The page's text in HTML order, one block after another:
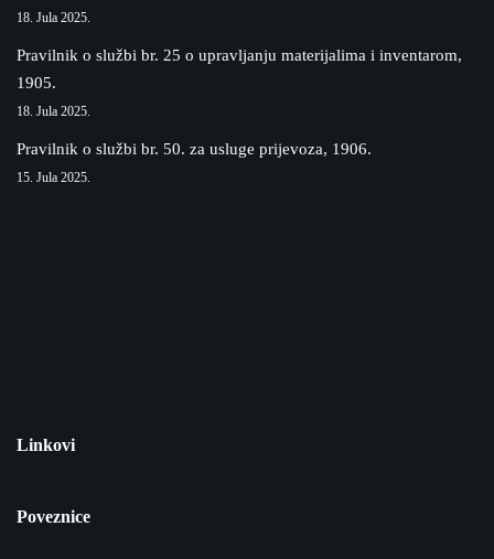
18. Jula 2025.
Pravilnik o službi br. 25 o upravljanju materijalima i inventarom,
1905.
18. Jula 2025.
Pravilnik o službi br. 50. za usluge prijevoza, 1906.
15. Jula 2025.
Linkovi
Poveznice